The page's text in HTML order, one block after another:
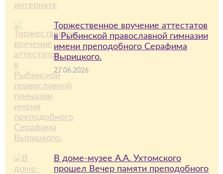
Торжественное вручение аттестатов
в Рыбинской православной гимназии
имени преподобного Серафима
Вырицкого.
27.06.2026
В доме-музее А.А. Ухтомского
прошел Вечер памяти преподобного